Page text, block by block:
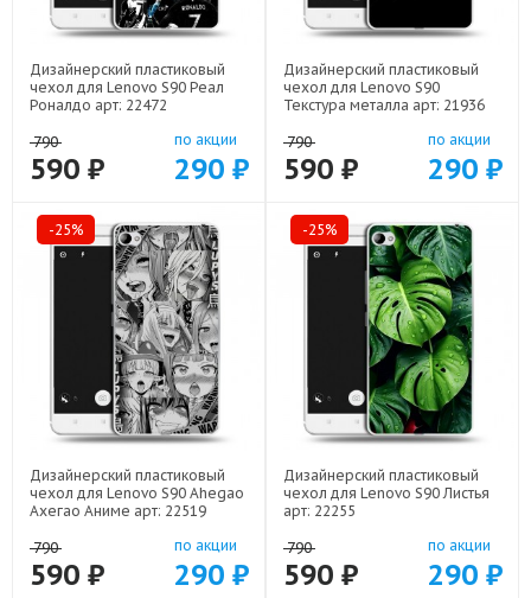
Дизайнерский пластиковый
чехол для Lenovo S90 Реал
Роналдо арт: 22472
790
590 ₽
по акции
290 ₽
Дизайнерский пластиковый
чехол для Lenovo S90
Текстура металла арт: 21936
790
590 ₽
по акции
290 ₽
-25%
Дизайнерский пластиковый
чехол для Lenovo S90 Ahegao
Ахегао Аниме арт: 22519
790
590 ₽
по акции
290 ₽
-25%
Дизайнерский пластиковый
чехол для Lenovo S90 Листья
арт: 22255
790
590 ₽
по акции
290 ₽